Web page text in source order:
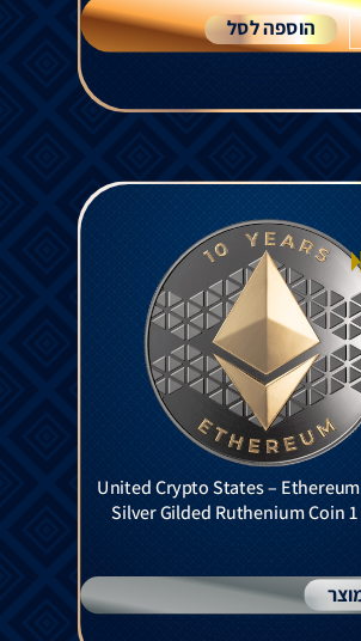
הוספה לסל
United Crypto States – Ethereum
Silver Gilded Ruthenium Coin 1